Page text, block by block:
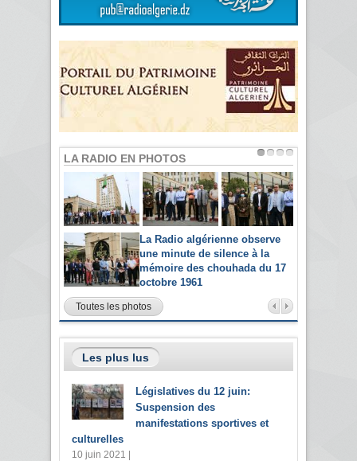
LA RADIO EN PHOTOS
La Radio algérienne observe
une minute de silence à la
mémoire des chouhada du 17
octobre 1961
Toutes les photos
Les plus lus
Législatives du 12 juin:
Suspension des
manifestations sportives et
culturelles
10 juin 2021 |